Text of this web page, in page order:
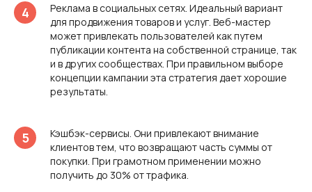
Реклама в социальных сетях. Идеальный вариант
для продвижения товаров и услуг. Веб-мастер
может привлекать пользователей как путем
публикации контента на собственной странице, так
и в других сообществах. При правильном выборе
концепции кампании эта стратегия дает хорошие
результаты.
Кэшбэк-сервисы. Они привлекают внимание
клиентов тем, что возвращают часть суммы от
покупки. При грамотном применении можно
получить до 30% от трафика.